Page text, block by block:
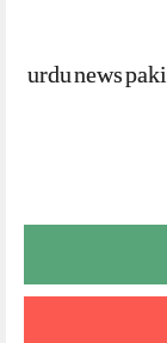
urdu news